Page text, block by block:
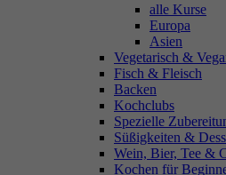
alle Kurse
Europa
Asien
Vegetarisch &
Fisch & Fleisch
Backen
Kochclubs
Spezielle
Süßigkeiten &
Wein, Bier, Tee &
Kochen für